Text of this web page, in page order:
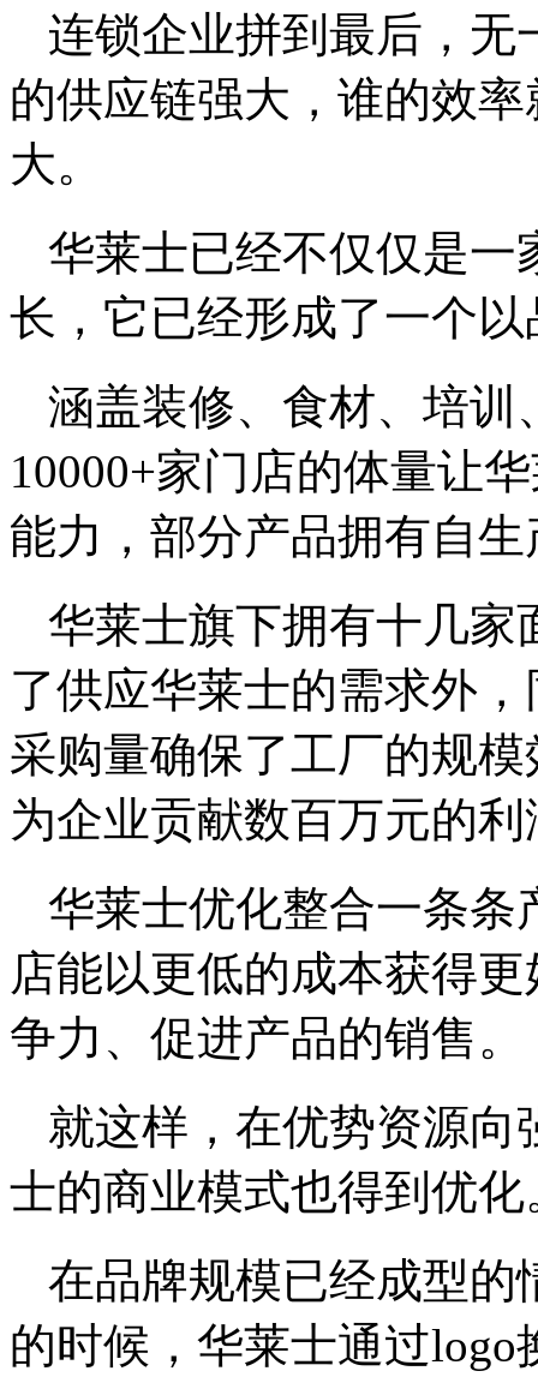
连锁企业拼到最后，无
的供应链强大，谁的效
大。
华莱士已经不仅仅是一
长，它已经形成了一个
涵盖装修、食材、培训
10000+家门店的体量让
能力，部分产品拥有自
华莱士旗下拥有十几家
了供应华莱士的需求外
采购量确保了工厂的规
为企业贡献数百万元的利
华莱士优化整合一条条
店能以更低的成本获得
争力、促进产品的销售。
就这样，在优势资源向
士的商业模式也得到优化
在品牌规模已经成型的
的时候，华莱士通过